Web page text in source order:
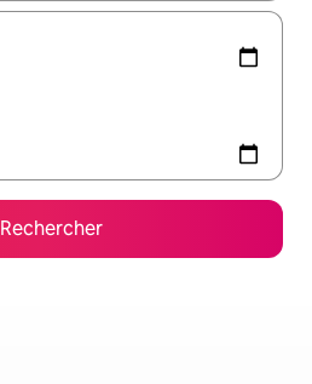
Rechercher